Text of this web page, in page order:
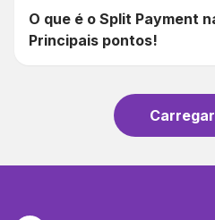
O que é o Split Payment
Principais pontos!